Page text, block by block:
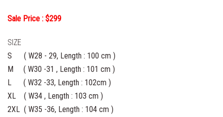
Sale Price : $299
SIZE
S ( W28 - 29, Length : 100 cm )
M ( W30 -31 , Length : 101 cm )
L ( W32 -33, Length : 102cm )
XL ( W34 , Length : 103 cm )
2XL ( W35 -36, Length : 104 cm )